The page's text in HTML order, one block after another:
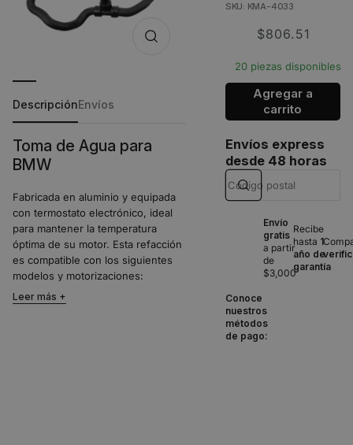
DescripciónEnvíos
Toma de Agua para
BMW
Fabricada en aluminio y equipada
con termostato electrónico, ideal
para mantener la temperatura
óptima de su motor. Esta refacción
es compatible con los siguientes
modelos y motorizaciones:
BMW 545i 4.4 V8 (2004-
2005)
Leer más
SKU: KMA-4033
Translation
$806.51
20 piezas disponibles
Agregar a
carrito
Envíos express
desde 48 horas
Envío
gratis
a partir
de
$3,000
Recibe
hasta 1
año de
garantía
Conoce
nuestros
métodos
de pago: